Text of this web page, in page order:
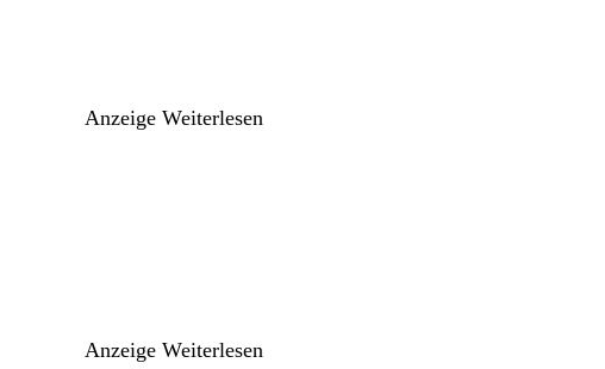
Anzeige Weiterlesen
Anzeige Weiterlesen